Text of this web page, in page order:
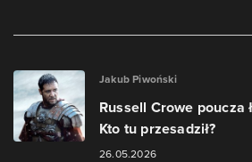
Jakub Piwoński
Russell Crowe poucza
Kto tu przesadził?
26.05.2026